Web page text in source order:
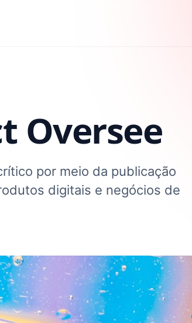
Oversee
por meio da publicação
digitais e negócios de